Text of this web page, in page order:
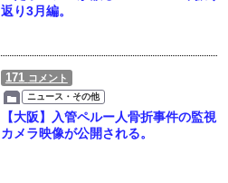
返り3月編。
171 コメント
ニュース・その他
【大阪】入管ペルー人骨折事件の監視
カメラ映像が公開される。